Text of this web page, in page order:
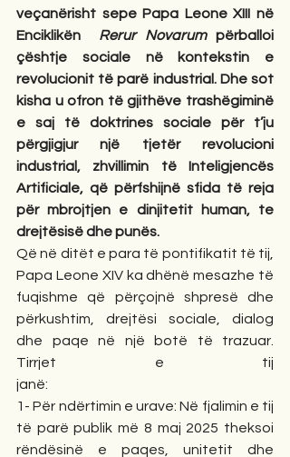
veçanërisht sepe Papa Leone XIII në
Enciklikën Rerur Novarum përballoi
çështje sociale në kontekstin e
revolucionit të parë industrial. Dhe sot
kisha u ofron të gjithëve trashëgiminë
e saj të doktrines sociale për t’ju
përgjigjur një tjetër revolucioni
industrial, zhvillimin të Inteligjencës
Artificiale, që përfshijnë sfida të reja
për mbrojtjen e dinjitetit human, te
drejtësisë dhe punës.
Që në ditët e para të pontifikatit të tij,
Papa Leone XIV ka dhënë mesazhe të
fuqishme që përçojnë shpresë dhe
përkushtim, drejtësi sociale, dialog
dhe paqe në një botë të trazuar.
Tirrjet e tij
janë:
1- Për ndërtimin e urave: Në fjalimin e tij
të parë publik më 8 maj 2025 theksoi
rëndësinë e paqes, unitetit dhe